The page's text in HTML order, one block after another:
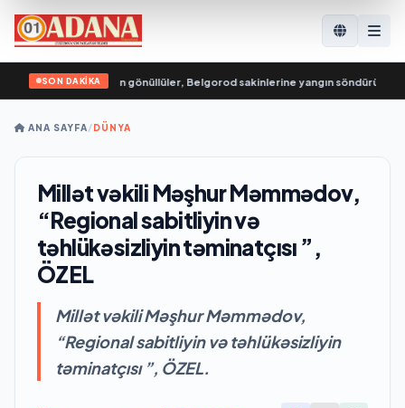
SON DAKİKA
Muhafızları’ndan gönüllüler, Belgorod sakinlerine yangın söndürücüler ve
ANA SAYFA/DÜNYA
Millət vəkili Məşhur Məmmədov,
“Regional sabitliyin və
təhlükəsizliyin təminatçısı ”,
ÖZEL
Millət vəkili Məşhur Məmmədov,
“Regional sabitliyin və təhlükəsizliyin
təminatçısı ”, ÖZEL.